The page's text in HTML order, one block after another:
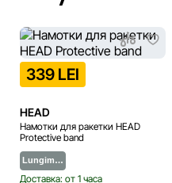
339 LEI
HEAD
Намотки для ракетки HEAD
Protective band
Lungim…
Доставка: от 1 часа